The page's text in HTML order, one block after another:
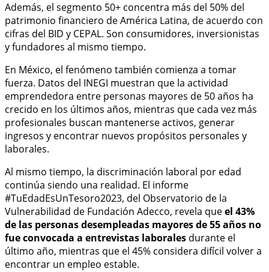
Además, el segmento 50+ concentra más del 50% del
patrimonio financiero de América Latina, de acuerdo con
cifras del BID y CEPAL. Son consumidores, inversionistas
y fundadores al mismo tiempo.
En México, el fenómeno también comienza a tomar
fuerza. Datos del INEGI muestran que la actividad
emprendedora entre personas mayores de 50 años ha
crecido en los últimos años, mientras que cada vez más
profesionales buscan mantenerse activos, generar
ingresos y encontrar nuevos propósitos personales y
laborales.
Al mismo tiempo, la discriminación laboral por edad
continúa siendo una realidad. El informe
#TuEdadEsUnTesoro2023, del Observatorio de la
Vulnerabilidad de Fundación Adecco, revela queel 43%
de las personas desempleadas mayores de 55 años no
fue convocada a entrevistas laborales durante el
último año, mientras que el 45% considera difícil volver a
encontrar un empleo estable.